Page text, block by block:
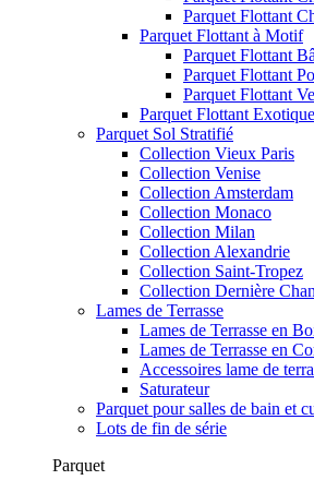
Parquet Flottant
Parquet Flottant à Motif
Parquet Flottant
Parquet Flottant
Parquet Flottant
Parquet Flottant Exotique
Parquet Sol Stratifié
Collection Vieux Paris
Collection Venise
Collection Amsterdam
Collection Monaco
Collection Milan
Collection Alexandrie
Collection Saint-Tropez
Collection Dernière
Lames de Terrasse
Lames de Terrasse en
Lames de Terrasse en
Accessoires lame de
Saturateur
Parquet pour salles de bain et
Lots de fin de série
Parquet